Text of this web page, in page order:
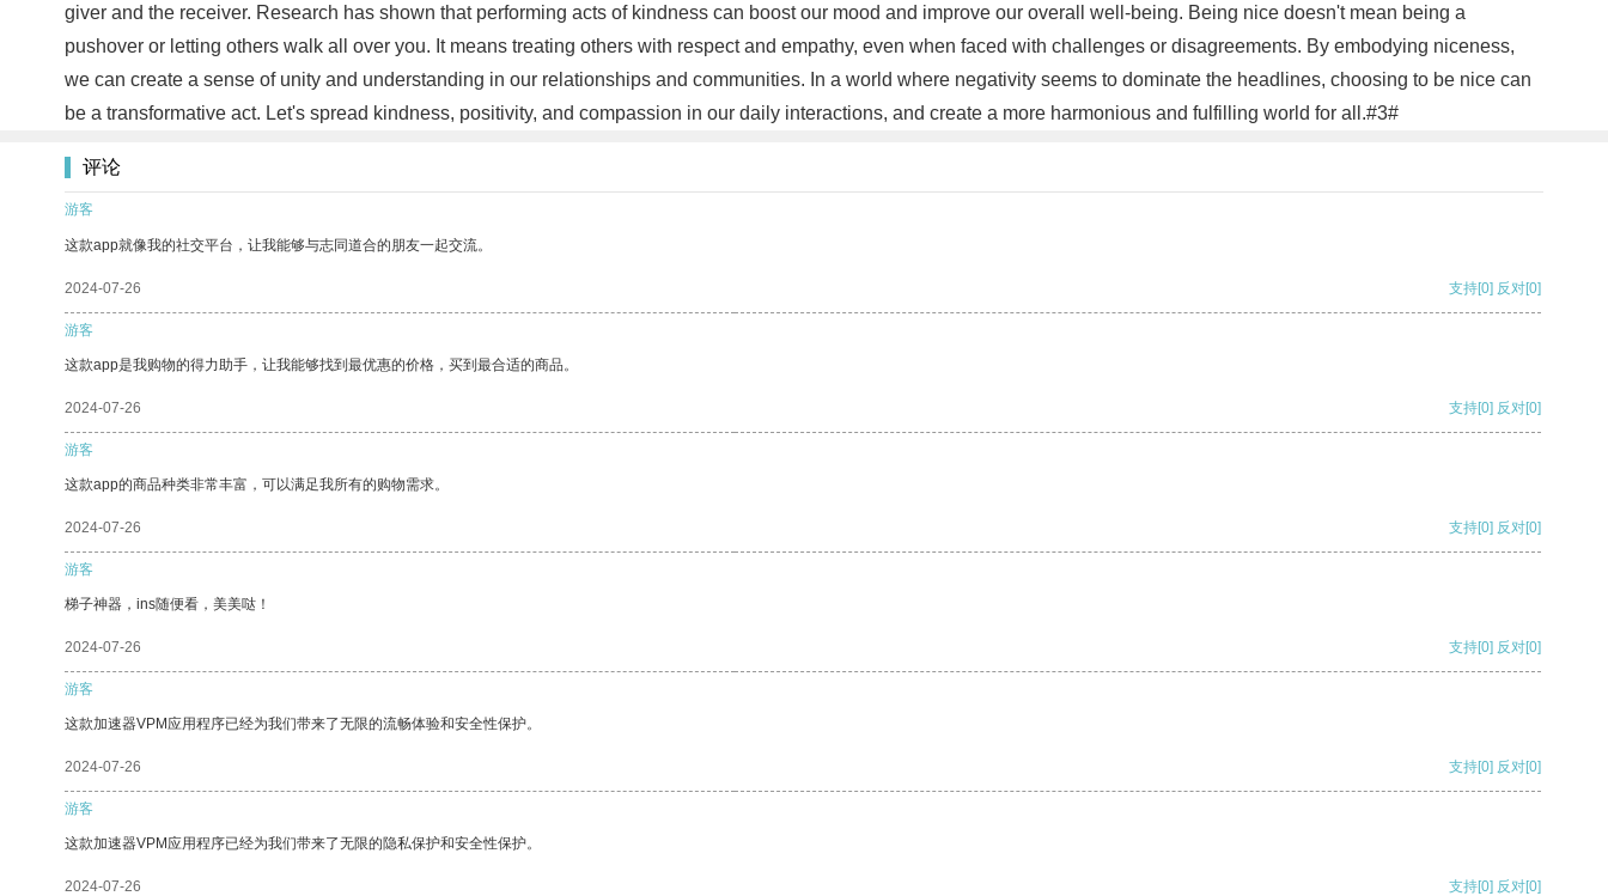
giver and the receiver. Research has shown that performing acts of kindness can boost our mood and improve our overall well-being. Being nice doesn't mean being a
pushover or letting others walk all over you. It means treating others with respect and empathy, even when faced with challenges or disagreements. By embodying niceness,
we can create a sense of unity and understanding in our relationships and communities. In a world where negativity seems to dominate the headlines, choosing to be nice can
be a transformative act. Let's spread kindness, positivity, and compassion in our daily interactions, and create a more harmonious and fulfilling world for all.#3#
评论
游客
这款app就像我的社交平台，让我能够与志同道合的朋友一起交流。
2024-07-26 支持[0] 反对[0]
游客
这款app是我购物的得力助手，让我能够找到最优惠的价格，买到最合适的商品。
2024-07-26 支持[0] 反对[0]
游客
这款app的商品种类非常丰富，可以满足我所有的购物需求。
2024-07-26 支持[0] 反对[0]
游客
梯子神器，ins随便看，美美哒！
2024-07-26 支持[0] 反对[0]
游客
这款加速器VPM应用程序已经为我们带来了无限的流畅体验和安全性保护。
2024-07-26 支持[0] 反对[0]
游客
这款加速器VPM应用程序已经为我们带来了无限的隐私保护和安全性保护。
2024-07-26 支持[0] 反对[0]